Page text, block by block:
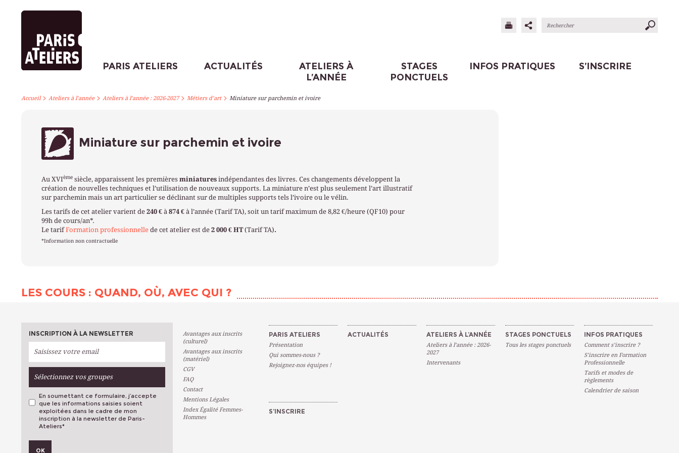
PARIS ATELIERS ACTUALITÉS
ATELIERS À
L’ANNÉE
STAGES
PONCTUELS
INFOS PRATIQUES S’INSCRIRE
Accueil> Ateliers à l’année> Ateliers à l’année : 2026-2027> Métiers d’art> Miniature sur parchemin et ivoire
Miniature sur parchemin et ivoire
Au XVIème siècle, apparaissent les premières miniatures indépendantes des livres. Ces changements développent la
création de nouvelles techniques et l’utilisation de nouveaux supports. La miniature n’est plus seulement l’art illustratif
sur parchemin mais un art particulier se déclinant sur de multiples supports tels l’ivoire ou le vélin.
Les tarifs de cet atelier varient de 240 € à 874 € à l’année (Tarif TA), soit un tarif maximum de 8,82 €/heure (QF10) pour
99h de cours/an*.
Le tarifFormation professionnelle de cet atelier est de 2 000 € HT(Tarif TA).
*Information non contractuelle
LES COURS : QUAND, OÙ, AVEC QUI ?
INSCRIPTION À LA NEWSLETTER
Sélectionnez vos groupes
En soumettant ce formulaire, j’accepte
que les informations saisies soient
exploitées dans le cadre de mon
inscription à la newsletter de Paris-
Ateliers*
OK
Avantages aux inscrits
(culturel)
Avantages aux inscrits
(matériel)
CGV
FAQ
Contact
Mentions Légales
Index Égalité Femmes-
Hommes
PARIS ATELIERS
Présentation
Qui sommes-nous ?
Rejoignez-nos équipes !
ACTUALITÉS ATELIERS À L’ANNÉE
Ateliers à l’année : 2026-
2027
Intervenants
STAGES PONCTUELS
Tous les stages ponctuels
INFOS PRATIQUES
Comment s’inscrire ?
S’inscrire en Formation
Professionnelle
Tarifs et modes de
règlements
Calendrier de saison
S’INSCRIRE